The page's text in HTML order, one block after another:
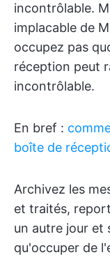
incontrôlable.
implacable de
occupez pas
réception peut
incontrôlable.
En bref :
boîte de
Archivez les
et traités,
un autre jour et
qu'occuper de